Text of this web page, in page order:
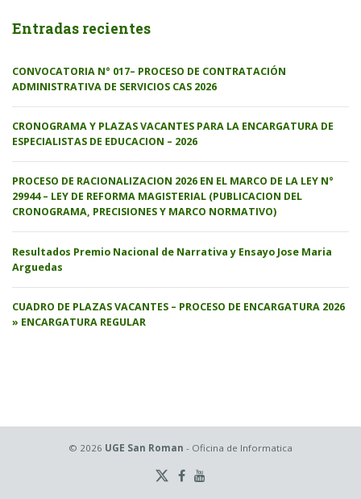
Entradas recientes
CONVOCATORIA N° 017– PROCESO DE CONTRATACIÓN
ADMINISTRATIVA DE SERVICIOS CAS 2026
CRONOGRAMA Y PLAZAS VACANTES PARA LA ENCARGATURA DE
ESPECIALISTAS DE EDUCACION – 2026
PROCESO DE RACIONALIZACION 2026 EN EL MARCO DE LA LEY N°
29944 – LEY DE REFORMA MAGISTERIAL (PUBLICACION DEL
CRONOGRAMA, PRECISIONES Y MARCO NORMATIVO)
Resultados Premio Nacional de Narrativa y Ensayo Jose Maria
Arguedas
CUADRO DE PLAZAS VACANTES – PROCESO DE ENCARGATURA 2026
» ENCARGATURA REGULAR
© 2026 UGE San Roman - Oficina de Informatica